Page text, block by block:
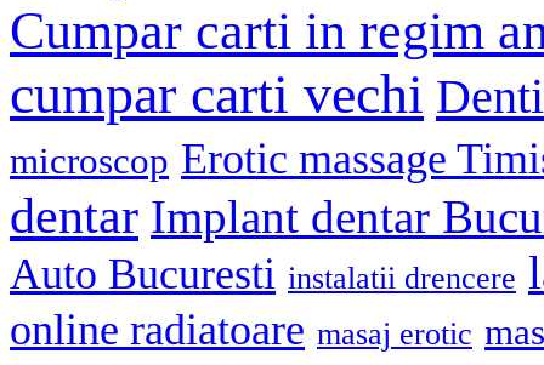
Cumpar carti in regim
cumpar carti vechi
microscop Erotic massage
dentar Implant dentar
Auto Bucuresti instalatii drencere
online radiatoare masaj erotic